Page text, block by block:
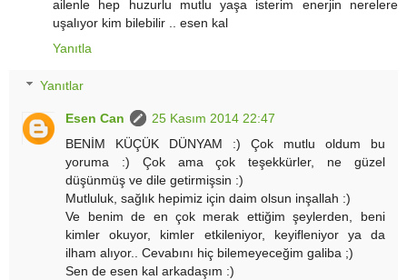
ailenle hep huzurlu mutlu yaşa isterim enerjin nerelere
uşalıyor kim bilebilir .. esen kal
Yanıtla
Yanıtlar
Esen Can
25 Kasım 2014 22:47
BENİM KÜÇÜK DÜNYAM :) Çok mutlu oldum bu
yoruma :) Çok ama çok teşekkürler, ne güzel
düşünmüş ve dile getirmişsin :)
Mutluluk, sağlık hepimiz için daim olsun inşallah :)
Ve benim de en çok merak ettiğim şeylerden, beni
kimler okuyor, kimler etkileniyor, keyifleniyor ya da
ilham alıyor.. Cevabını hiç bilemeyeceğim galiba ;)
Sen de esen kal arkadaşım :)